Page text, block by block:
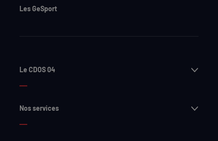
Les GeSport
Le CDOS 04
Nos services